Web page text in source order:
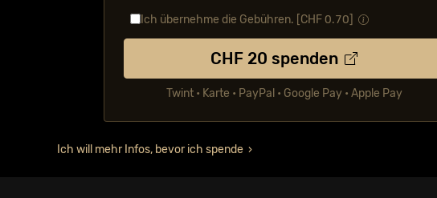
Ich übernehme die Gebühren. [CHF0.70
CHF 20 spenden
Twint • Karte • PayPal • Google Pay • Apple Pay
Ich will mehr Infos, bevor ich spende